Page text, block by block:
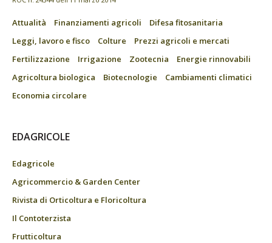
Attualità Finanziamenti agricoli
Difesa fitosanitaria
Leggi, lavoro e fisco
Colture
Prezzi agricoli e mercati
Fertilizzazione
Irrigazione Zootecnia
Energie rinnovabili
Agricoltura biologica
Biotecnologie
Cambiamenti climatici
Economia circolare
EDAGRICOLE
Edagricole
Agricommercio & Garden Center
Rivista di Orticoltura e Floricoltura
Il Contoterzista
Frutticoltura